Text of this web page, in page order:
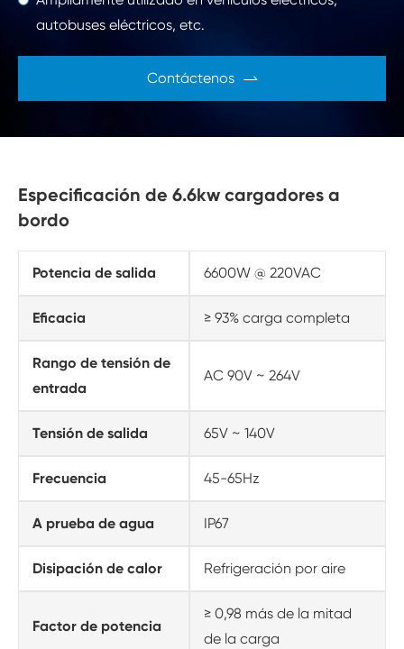
autobuses eléctricos, etc.
Contáctenos 
Especificación de 6.6kw cargadores a
bordo
Potencia de salida 6600W @ 220VAC
Eficacia ≥ 93% carga completa
Rango de tensión de
entrada
AC 90V ~ 264V
Tensión de salida 65V ~ 140V
Frecuencia 45-65Hz
A prueba de agua IP67
Disipación de calor Refrigeración por aire
Factor de potencia
≥ 0,98 más de la mitad
de la carga